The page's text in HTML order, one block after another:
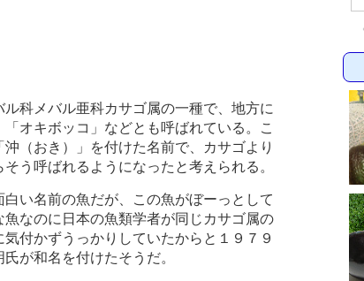
科メバル亜科カサゴ属の一種で、地方に
オキボッコ」などとも呼ばれている。こ
（おき）」を付けた名前で、カサゴより
う呼ばれるようになったと考えられる。
い名前の魚だが、この魚がぼーっとして
なのに日本の魚類学者が同じカサゴ属の
付かずうっかりしていたからと１９７９
が和名を付けたそうだ。